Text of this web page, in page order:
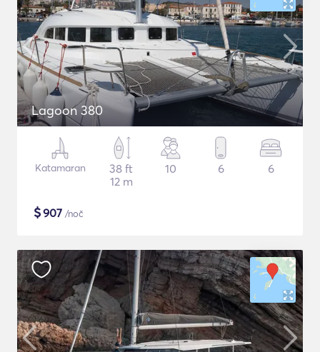
Lagoon 380
Katamaran
38 ft
12 m
10 6 6
$907 /noč